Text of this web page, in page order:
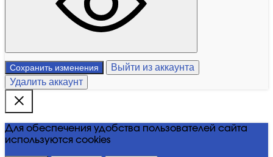
Сохранить изменения
Выйти из аккаунта
Удалить аккаунт
Для обеспечения удобства пользователей сайта
используются cookies